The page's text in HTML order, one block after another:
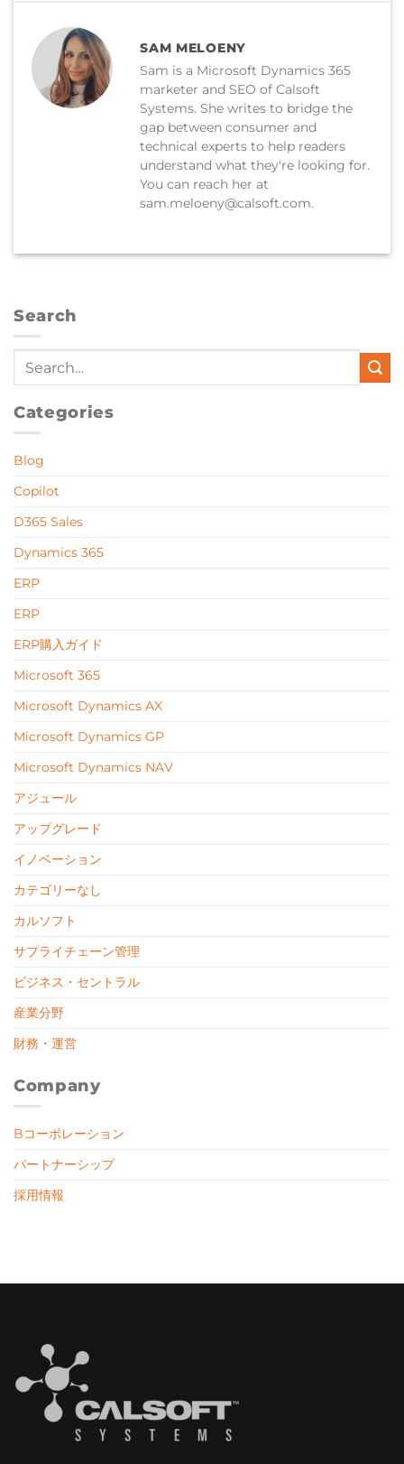
SAM MELOENY
Sam is a Microsoft Dynamics 365
marketer and SEO of Calsoft
Systems. She writes to bridge the
gap between consumer and
technical experts to help readers
understand what they're looking for.
You can reach her at
sam.meloeny@calsoft.com.
Search
Categories
Blog
Copilot
D365 Sales
Dynamics 365
ERP
ERP
ERP購入ガイド
Microsoft 365
Microsoft Dynamics AX
Microsoft Dynamics GP
Microsoft Dynamics NAV
アジュール
アップグレード
イノベーション
カテゴリーなし
カルソフト
サプライチェーン管理
ビジネス・セントラル
産業分野
財務・運営
Company
Bコーポレーション
パートナーシップ
採用情報